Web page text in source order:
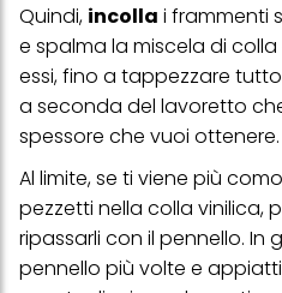
Quindi, incolla i frammenti
e spalma la miscela di
essi, fino a tappezzare tutto
a seconda del lavoretto
spessore che vuoi ottenere.
Al limite, se ti viene più
pezzetti nella colla vinilica,
ripassarli con il pennello. In
pennello più volte e